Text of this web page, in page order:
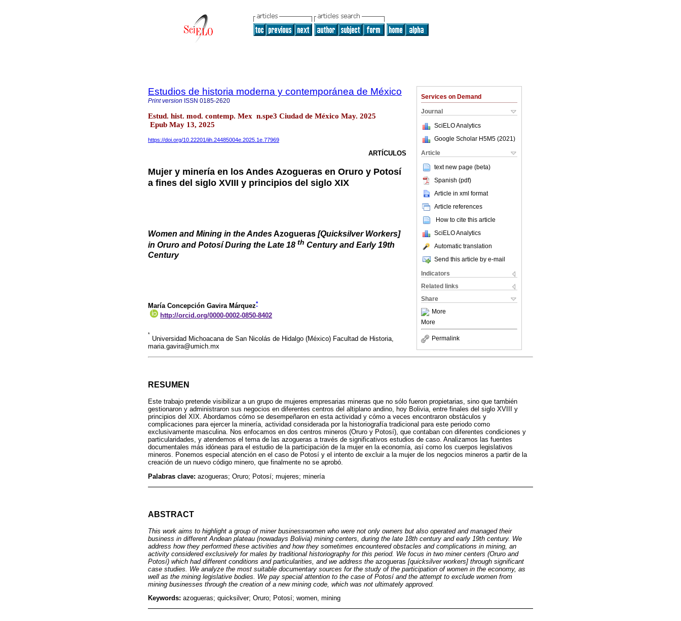
Services on Demand
Journal
SciELO Analytics
Google Scholar H5M5 (2021 )
Article
text new page (beta)
Spanish (pdf)
Article in xml format
Article references
How to cite this article
SciELO Analytics
Automatic translation
Send this article by e-mail
Indicators
Related links
Share
More
More
Permalink
Estudios de historia moderna y contemporánea de México
Print version ISSN 0185-2620
Estud. hist. mod. contemp. Mex n.spe3 Ciudad de México May. 2025
Epub May 13, 2025
https://doi.org/10.22201/iih.24485004e.2025.1e.77969
ARTÍCULOS
Mujer y minería en los Andes Azogueras en Oruro y Potosí
a fines del siglo XVIII y principios del siglo XIX
Women and Mining in the AndesAzogueras [Quicksilver Workers]
in Oruro and Potosí During the Late 18 th Century and Early 19th
Century
María Concepción Gavira Márquez*
http://orcid.org/0000-0002-0850-8402
*
Universidad Michoacana de San Nicolás de Hidalgo (México) Facultad de Historia,
maria.gavira@umich.mx
RESUMEN
Este trabajo pretende visibilizar a un grupo de mujeres empresarias mineras que no sólo fueron propietarias, sino que también
gestionaron y administraron sus negocios en diferentes centros del altiplano andino, hoy Bolivia, entre finales del siglo XVIII y
principios del XIX. Abordamos cómo se desempeñaron en esta actividad y cómo a veces encontraron obstáculos y
complicaciones para ejercer la minería, actividad considerada por la historiografía tradicional para este periodo como
exclusivamente masculina. Nos enfocamos en dos centros mineros (Oruro y Potosí), que contaban con diferentes condiciones y
particularidades, y atendemos el tema de las azogueras a través de significativos estudios de caso. Analizamos las fuentes
documentales más idóneas para el estudio de la participación de la mujer en la economía, así como los cuerpos legislativos
mineros. Ponemos especial atención en el caso de Potosí y el intento de excluir a la mujer de los negocios mineros a partir de la
creación de un nuevo código minero, que finalmente no se aprobó.
Palabras clave: azogueras; Oruro; Potosí; mujeres; minería
ABSTRACT
This work aims to highlight a group of miner businesswomen who were not only owners but also operated and managed their
business in different Andean plateau (nowadays Bolivia) mining centers, during the late 18th century and early 19th century. We
address how they performed these activities and how they sometimes encountered obstacles and complications in mining, an
activity considered exclusively for males by traditional historiography for this period. We focus in two miner centers (Oruro and
Potosí) which had different conditions and particularities, and we address the azogueras [quicksilver workers] through significant
case studies. We analyze the most suitable documentary sources for the study of the participation of women in the economy, as
well as the mining legislative bodies. We pay special attention to the case of Potosí and the attempt to exclude women from
mining businesses through the creation of a new mining code, which was not ultimately approved.
Keywords: azogueras; quicksilver; Oruro; Potosí; women, mining